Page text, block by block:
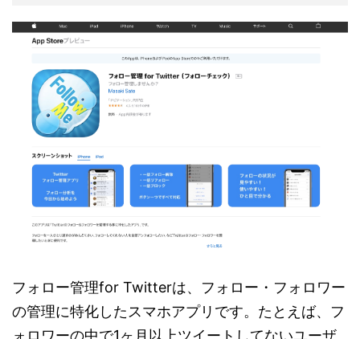
フォロー管理for Twitterは、フォロー・フォロワー
の管理に特化したスマホアプリです。たとえば、フ
ォロワーの中で1ヶ月以上ツイートしてないユーザ